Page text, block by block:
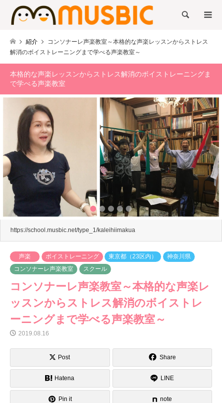
検索
紹介
コンソナーレ声楽教室～本格的な声楽レッスンからストレス
解消のボイストレーニングまで学べる声楽教室～
本格的な声楽レッスンからストレス解消のボイストレーニングま
で学べる声楽教室
https://school.musbic.net/type_1/kaleihiimakua
3
声楽 ボイストレーニング 東京都（23区内）
神奈川県
コンソナーレ声楽教室
スクール
コンソナーレ声楽教室～本格的な声楽レ
ッスンからストレス解消のボイストレ
ーニングまで学べる声楽教室～
2019.08.16
Post Share
Hatena LINE
Pin it note